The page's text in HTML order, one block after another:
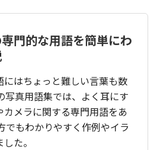
門的な用語を簡単にわ
はちょっと難しい言葉も数
写真用語集では、よく耳にす
カメラに関する専門用語をあ
でもわかりやすく作例やイラ
た。